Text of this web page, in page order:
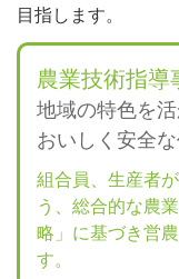
目指します。
農業技術指導
地域の特色を活
おいしく安全
組合員、生産者
う、総合的な農
略」に基づき営
す。